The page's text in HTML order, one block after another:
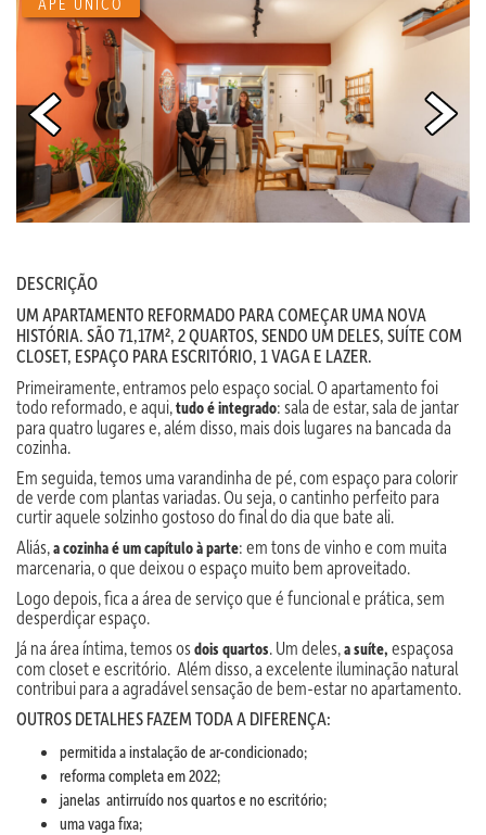
DESCRIÇÃO
UM APARTAMENTO REFORMADO PARA COMEÇAR UMA NOVA
HISTÓRIA. SÃO 71,17M², 2 QUARTOS, SENDO UM DELES, SUÍTE COM
CLOSET, ESPAÇO PARA ESCRITÓRIO, 1 VAGA E LAZER.
Primeiramente, entramos pelo espaço social. O apartamento foi
todo reformado, e aqui,tudo é integrado: sala de estar, sala de jantar
para quatro lugares e, além disso, mais dois lugares na bancada da
cozinha.
Em seguida, temos uma varandinha de pé, com espaço para colorir
de verde com plantas variadas. Ou seja, o cantinho perfeito para
curtir aquele solzinho gostoso do final do dia que bate ali.
Aliás,a cozinha é um capítulo à parte: em tons de vinho e com muita
marcenaria, o que deixou o espaço muito bem aproveitado.
Logo depois, fica a área de serviço que é funcional e prática, sem
desperdiçar espaço.
Já na área íntima, temos osdois quartos. Um deles,a suíte, espaçosa
com closet e escritório. Além disso, a excelente iluminação natural
contribui para a agradável sensação de bem-estar no apartamento.
OUTROS DETALHES FAZEM TODA A DIFERENÇA:
permitida a instalação de ar-condicionado;
reforma completa em 2022;
janelas antirruído nos quartos e no escritório;
uma vaga fixa;